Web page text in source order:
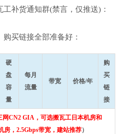
工补货通知群(禁言，仅推送)：
购买链接全部准备好：
硬
盘
容
量
每月
流量
带宽 价格/年
购
买
链
接
网CN2 GIA，可选搬瓦工日本机房和
房，2.5Gbps带宽，建站推荐）